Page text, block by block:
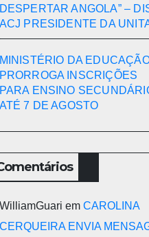
DESPERTAR ANGOLA” –
ACJ PRESIDENTE DA
MINISTÉRIO DA
PRORROGA INSCRIÇÕES
PARA ENSINO
ATÉ 7 DE AGOSTO
WilliamGuari em CAROLINA
CERQUEIRA ENVIA